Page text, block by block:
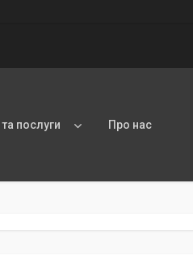
послуги Про нас